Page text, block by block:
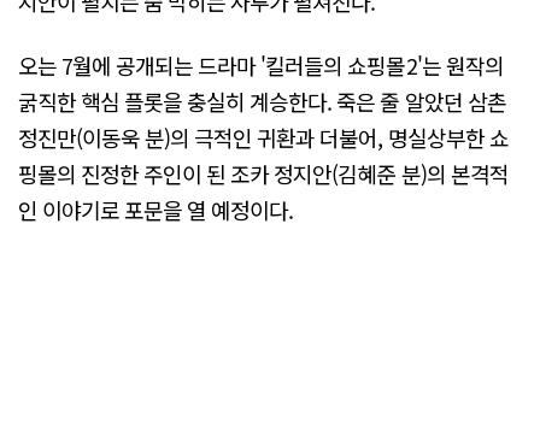
오는 7월에 공개되는 드라마 '킬러들의 쇼핑몰2'는 원작의
굵직한 핵심 플롯을 충실히 계승한다. 죽은 줄 알았던 삼촌
정진만(이동욱 분)의 극적인 귀환과 더불어, 명실상부한 쇼
핑몰의 진정한 주인이 된 조카 정지안(김혜준 분)의 본격적
인 이야기로 포문을 열 예정이다.